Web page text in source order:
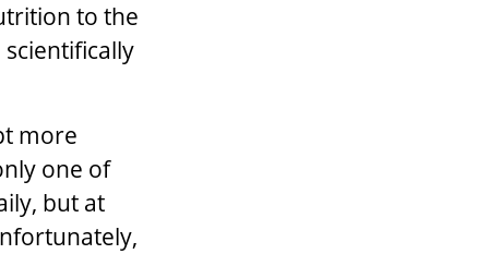
to the
more
one of
but at